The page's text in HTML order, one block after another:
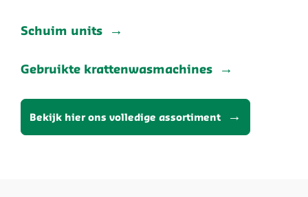
Schuim units
Gebruikte krattenwasmachines
Bekijk hier ons volledige assortiment